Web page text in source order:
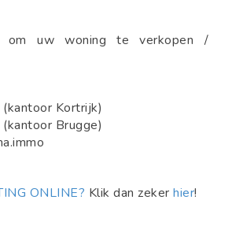
om uw woning te verkopen /
Kortrijk)
Brugge)
ONLINE? Klik dan zeker hier!